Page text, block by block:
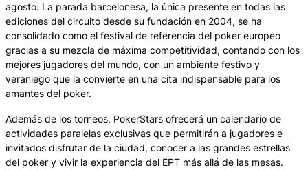
agosto. La parada barcelonesa, la única presente en todas las
ediciones del circuito desde su fundación en 2004, se ha
consolidado como el festival de referencia del poker europeo
gracias a su mezcla de máxima competitividad, contando con los
mejores jugadores del mundo, con un ambiente festivo y
veraniego que la convierte en una cita indispensable para los
amantes del poker.
Además de los torneos, PokerStars ofrecerá un calendario de
actividades paralelas exclusivas que permitirán a jugadores e
invitados disfrutar de la ciudad, conocer a las grandes estrellas
del poker y vivir la experiencia del EPT más allá de las mesas.